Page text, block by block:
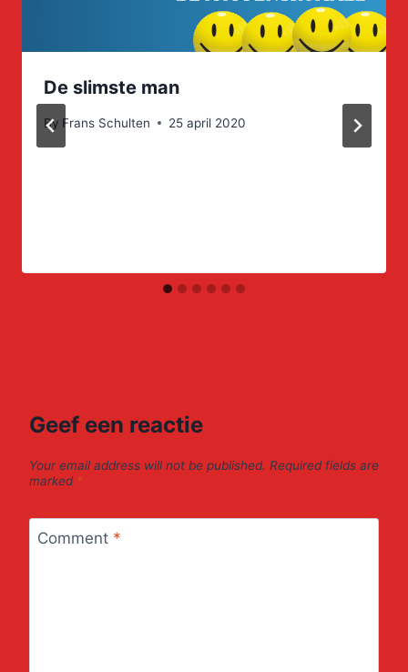
De slimste man
By Frans Schulten 25 april 2020
Geef een reactie
Your email address will not be published. Required fields are
marked *
Comment *